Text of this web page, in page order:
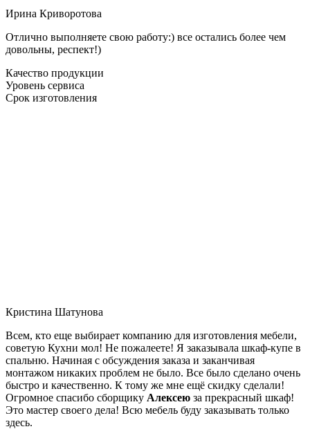
Ирина Криворотова
Отлично выполняете свою работу:) все остались более чем
довольны, респект!)
Качество продукции
Уровень сервиса
Срок изготовления
Кристина Шатунова
Всем, кто еще выбирает компанию для изготовления мебели,
советую Кухни мол! Не пожалеете! Я заказывала шкаф-купе в
спальню. Начиная с обсуждения заказа и заканчивая
монтажом никаких проблем не было. Все было сделано очень
быстро и качественно. К тому же мне ещё скидку сделали!
Огромное спасибо сборщику Алексею за прекрасный шкаф!
Это мастер своего дела! Всю мебель буду заказывать только
здесь.